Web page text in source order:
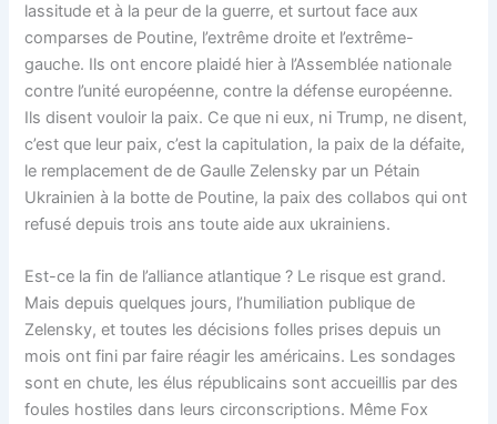
lassitude et à la peur de la guerre, et surtout face aux
comparses de Poutine, l’extrême droite et l’extrême-
gauche. Ils ont encore plaidé hier à l’Assemblée nationale
contre l’unité européenne, contre la défense européenne.
Ils disent vouloir la paix. Ce que ni eux, ni Trump, ne disent,
c’est que leur paix, c’est la capitulation, la paix de la défaite,
le remplacement de de Gaulle Zelensky par un Pétain
Ukrainien à la botte de Poutine, la paix des collabos qui ont
refusé depuis trois ans toute aide aux ukrainiens.
Est-ce la fin de l’alliance atlantique ? Le risque est grand.
Mais depuis quelques jours, l’humiliation publique de
Zelensky, et toutes les décisions folles prises depuis un
mois ont fini par faire réagir les américains. Les sondages
sont en chute, les élus républicains sont accueillis par des
foules hostiles dans leurs circonscriptions. Même Fox